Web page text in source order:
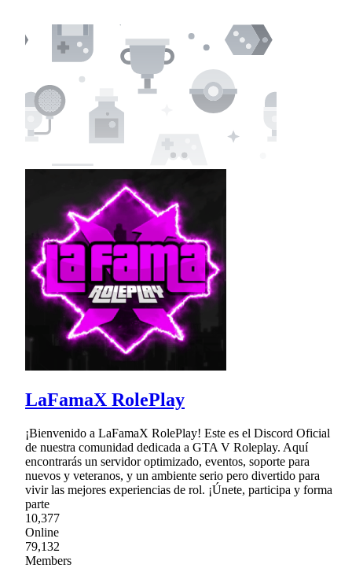
LaFamaX RolePlay
¡Bienvenido a LaFamaX RolePlay! Este es el Discord Oficial
de nuestra comunidad dedicada a GTA V Roleplay. Aquí
encontrarás un servidor optimizado, eventos, soporte para
nuevos y veteranos, y un ambiente serio pero divertido para
vivir las mejores experiencias de rol. ¡Únete, participa y forma
parte
10,377
Online
79,132
Members